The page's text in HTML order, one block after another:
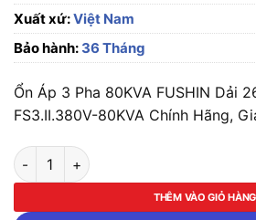
Xuất xứ:Việt Nam
Bảo hành: 36 Tháng
Ổn Áp 3 Pha 80KVA FUSHIN Dải
FS3.II.380V-80KVA Chính Hãng,
Ổn Áp 3 Pha 80KVA FUSHIN Dải
THÊM VÀO GIỎ HÀNG